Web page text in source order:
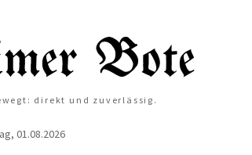
direkt und zuverlässig.
01.08.2026